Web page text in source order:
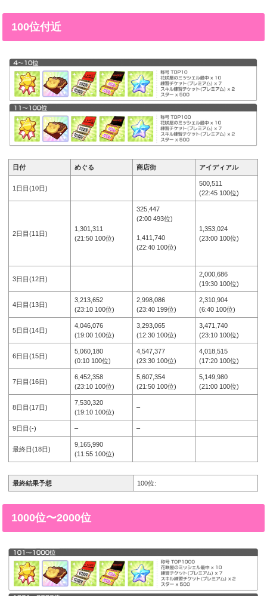
100位付近
日付 めぐる 商店街 アイディアル
1日目(10日)
500,511
(22:45 100位)
2日目(11日)
1,301,311
(21:50 100位)
325,447
(2:00 493位)
1,411,740
(22:40 100位)
1,353,024
(23:00 100位)
3日目(12日)
2,000,686
(19:30 100位)
4日目(13日)
3,213,652
(23:10 100位)
2,998,086
(23:40 199位)
2,310,904
(6:40 100位)
5日目(14日)
4,046,076
(19:00 100位)
3,293,065
(12:30 100位)
3,471,740
(23:10 100位)
6日目(15日)
5,060,180
(0:10 100位)
4,547,377
(23:30 100位)
4,018,515
(17:20 100位)
7日目(16日)
6,452,358
(23:10 100位)
5,607,354
(21:50 100位)
5,149,980
(21:00 100位)
8日目(17日)
7,530,320
(19:10 100位)
–
9日目(-) – –
最終日(18日)
9,165,990
(11:55 100位)
最終結果予想 100位:
1000位〜2000位